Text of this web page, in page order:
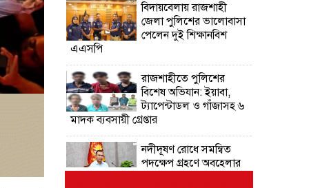
বিদায়বেলায় রাজশাহী
জেলা পুলিশের ভালোবাসা
পেলেন দুই শিক্ষানবিশ
এএসপি
রাজশাহীতে পুলিশের
বিশেষ অভিযান: ইয়াবা,
ট্যাপেন্টাডল ও গাঁজাসহ ৬
মাদক ব্যবসায়ী গ্রেপ্তার
নদীদূষণ রোধে সমন্বিত
পদক্ষেপ গ্রহণে অবহেলার